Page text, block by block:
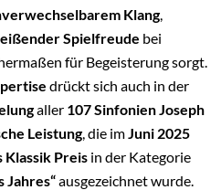
Klang,
Spielfreude bei
für Begeisterung sorgt.
drückt sich auch in der
aller 107 Sinfonien Joseph
Leistung, die imJuni 2025
Klassik Preis in der Kategorie
Jahres“ausgezeichnet wurde.